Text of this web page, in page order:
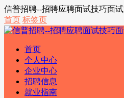
信普招聘--招聘应聘面试技巧面
首页 标签页
首页
个人中心
企业中心
招聘信息
就业指南